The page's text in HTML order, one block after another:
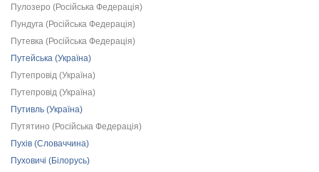
Пулозеро (Російська Федерація)
Пундуга (Російська Федерація)
Путевка (Російська Федерація)
Путейська (Україна)
Путепровід (Україна)
Путепровід (Україна)
Путивль (Україна)
Путятино (Російська Федерація)
Пухів (Словаччина)
Пуховичі (Білорусь)